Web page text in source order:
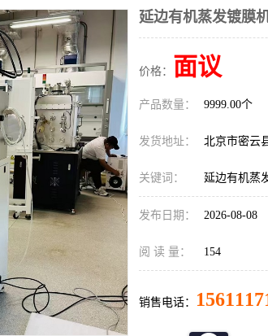
延边有机蒸发镀膜
价格： 面议
产品数量： 9999.00个
发货地址： 北京市密
关键词： 延边有机蒸
发布日期： 2026-08-08
阅 读 量： 154
销售电话：